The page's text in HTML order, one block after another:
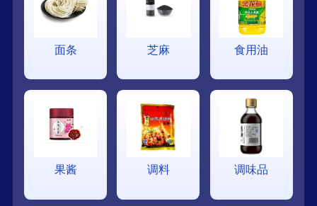
面条 芝麻 食用油
果酱 调料 调味品